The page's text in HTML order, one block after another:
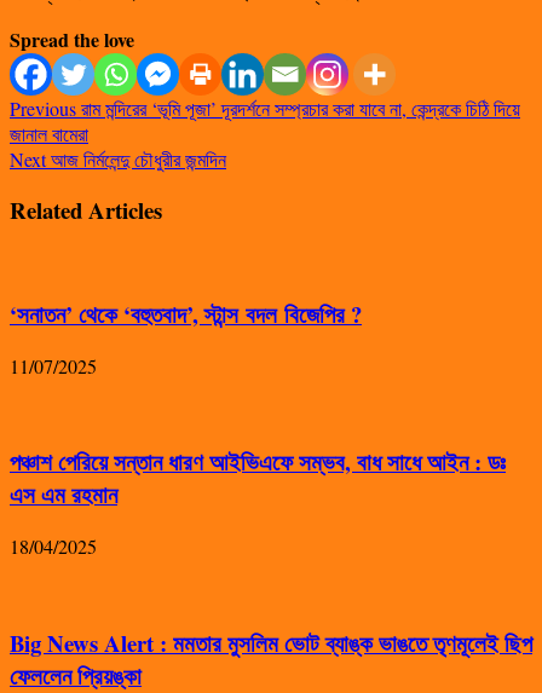
Spread the love
Previousরাম মন্দিরের ‘ভূমি পূজা’ দূরদর্শনে সম্প্রচার করা যাবে না, কেন্দ্রকে চিঠি দিয়ে
জানাল বামেরা
Nextআজ নির্মলেন্দু চৌধুরীর জন্মদিন
Related Articles
‘সনাতন’ থেকে ‘বহুতবাদ’, স্টান্স বদল বিজেপির ?
11/07/2025
পঞ্চাশ পেরিয়ে সন্তান ধারণ আইভিএফে সম্ভব, বাধ সাধে আইন : ডঃ
এস এম রহমান
18/04/2025
Big News Alert : মমতার মুসলিম ভোট ব্যাঙ্ক ভাঙতে তৃণমূলেই ছিপ
ফেললেন প্রিয়ঙ্কা